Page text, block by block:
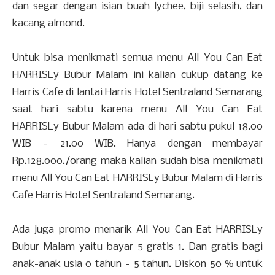
dan segar dengan isian buah lychee, biji selasih, dan
kacang almond.
Untuk bisa menikmati semua menu All You Can Eat
HARRISLy Bubur Malam ini kalian cukup datang ke
Harris Cafe di lantai Harris Hotel Sentraland Semarang
saat hari sabtu karena menu All You Can Eat
HARRISLy Bubur Malam ada di hari sabtu pukul 18.00
WIB – 21.00 WIB. Hanya dengan membayar
Rp.128.000./orang maka kalian sudah bisa menikmati
menu All You Can Eat HARRISLy Bubur Malam di Harris
Cafe Harris Hotel Sentraland Semarang.
Ada juga promo menarik All You Can Eat HARRISLy
Bubur Malam yaitu bayar 5 gratis 1. Dan gratis bagi
anak-anak usia 0 tahun – 5 tahun. Diskon 50 % untuk